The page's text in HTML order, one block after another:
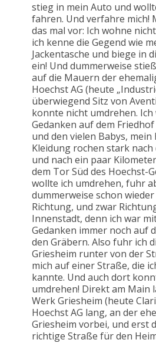
stieg in mein Auto und
fahren. Und verfahre mich!
das mal vor: Ich wohne
ich kenne die Gegend wie
Jackentasche und biege in
ein! Und dummerweise
auf die Mauern der
Hoechst AG (heute
überwiegend Sitz von
konnte nicht umdrehen.
Gedanken auf dem
und den vielen Babys, mein
Kleidung rochen stark
und nach ein paar
dem Tor Süd des Hoechst-
wollte ich umdrehen, fuhr
dummerweise schon
Richtung, und zwar
Innenstadt, denn ich war
Gedanken immer noch auf
den Gräbern. Also fuhr ich
Griesheim runter von der
mich auf einer Straße, die
kannte. Und auch dort
umdrehen! Direkt am Main
Werk Griesheim (heute
Hoechst AG lang, an der
Griesheim vorbei, und erst
richtige Straße für den